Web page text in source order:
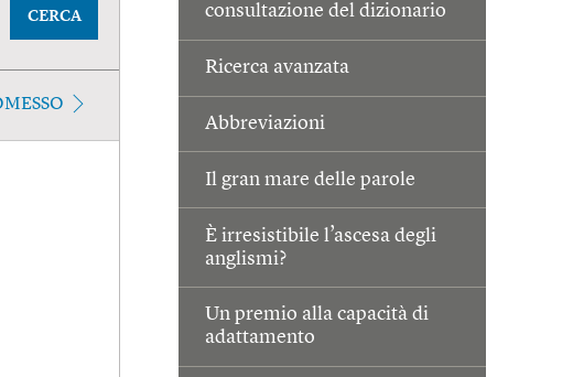
consultazione del dizionario
Ricerca avanzata
Abbreviazioni
Il gran mare delle parole
È irresistibile l’ascesa degli
anglismi?
Un premio alla capacità di
adattamento
CERCA